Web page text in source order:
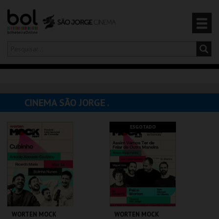
Olá,iniciar sessão
CARRINHO
EVENTOS
CARTÕES
PRODUTOS
CINEMA SÃO JORGE .
WORTEN MOCK
ESGOTADO
WORTEN MOCK